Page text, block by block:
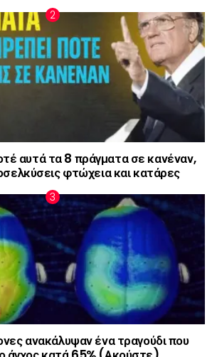
αυτά τα 8 πράγματα σε κανέναν,
φτώχεια και κατάρες
ανακάλυψαν ένα τραγούδι που